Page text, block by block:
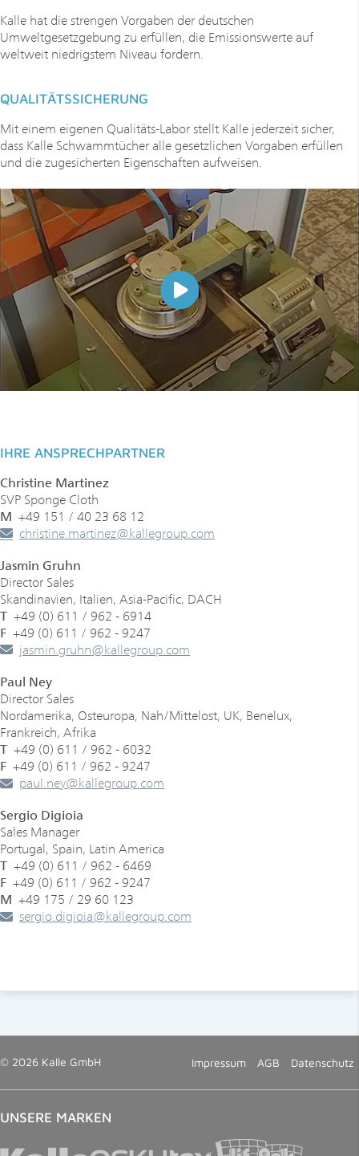
Kalle hat die strengen Vorgaben der deutschen
Umweltgesetzgebung zu erfüllen, die Emissionswerte auf
weltweit niedrigstem Niveau fordern.
QUALITÄTSSICHERUNG
Mit einem eigenen Qualitäts-Labor stellt Kalle jederzeit sicher,
dass Kalle Schwammtücher alle gesetzlichen Vorgaben erfüllen
und die zugesicherten Eigenschaften aufweisen.
IHRE ANSPRECHPARTNER
Christine Martinez
SVP Sponge Cloth
M +49 151 / 40 23 68 12
­­­­christine.martinez@kallegroup com
Jasmin Gruhn
Director Sales
Skandinavien, Italien, Asia-Pacific, DACH
T +49 (0) 611 / 962 - 6914
F +49 (0) 611 / 962 - 9247
­­­jasmin.gruhn@kallegroup com
Paul Ney
Director Sales
Nordamerika, Osteuropa, Nah/Mittelost, UK, Benelux,
Frankreich, Afrika
T +49 (0) 611 / 962 - 6032
F +49 (0) 611 / 962 - 9247
­­­paul.ney@kallegroup com
Sergio Digioia
Sales Manager
Portugal, Spain, Latin America
T +49 (0) 611 / 962 - 6469
F +49 (0) 611 / 962 - 9247
M +49 175 / 29 60 123
sergio.digioia@kallegroup com
© 2026 Kalle GmbH Impressum AGB Datenschutz
UNSERE MARKEN